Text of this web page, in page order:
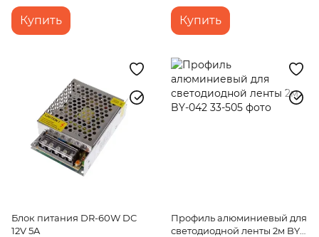
Купить Купить
Блок питания DR-60W DC
12V 5A
Профиль алюминиевый для
светодиодной ленты 2м BY-